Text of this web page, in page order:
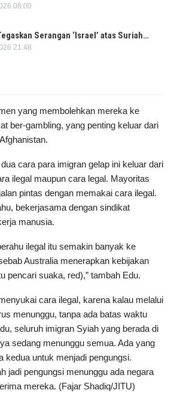
08:00
Serangan ‘Israel’ atas Suriah…
21:48
yang membolehkan mereka ke
ber-gambling, yang penting keluar dari
cara para imigran gelap ini keluar dari
ilegal maupun cara legal. Mayoritas
pintas dengan memakai cara ilegal.
bekerjasama dengan sindikat
manusia.
ilegal itu semakin banyak ke
Australia menerapkan kebijakan
pencari suaka, red),” tambah Edu.
cara ilegal, karena kalau melalui
menunggu, tanpa ada batas waktu
seluruh imigran Syiah yang berada di
sedang menunggu semua. Ada yang
kedua untuk menjadi pengungsi.
jadi pengungsi menunggu ada negara
mereka. (Fajar Shadiq/JITU)